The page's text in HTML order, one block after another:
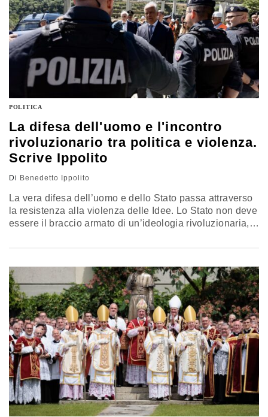
POLITICA
La difesa dell'uomo e l'incontro
rivoluzionario tra politica e violenza.
Scrive Ippolito
Di Benedetto Ippolito
La vera difesa dell’uomo e dello Stato passa attraverso
la resistenza alla violenza delle Idee. Lo Stato non deve
essere il braccio armato di un’ideologia rivoluzionaria,